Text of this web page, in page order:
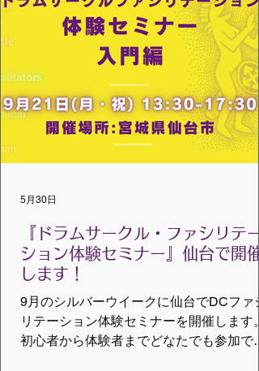
了予定 場所 ：立江公民館 （立江小学
横） 参加費：１００円 申込詳細はチラシ
ご覧ください。 主催：（特非）自然派志
NATURAL＆NATURE 協力：一般社団法人
VMCグローバルジャパン ※告知用として
ウンロードできます。
『ドラムサークル・ファシリテー
ション体験セミナー』仙台で開催
します！
9月のシルバーウイークに仙台でDCファシ
リテーション体験セミナーを開催します。
初心者から体験者までどなたでも参加でき
5月30日